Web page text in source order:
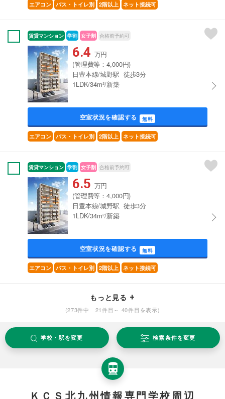
エアコン バス・トイレ別 2階以上 ネット接続可
賃貸マンション 学割 女子割 合格前予約可
6.4 万円
(管理費等：4,000円)
日豊本線/城野駅 徒歩3分
1LDK/34m²/新築
空室状況を確認する 無料
エアコン バス・トイレ別 2階以上 ネット接続可
賃貸マンション 学割 女子割 合格前予約可
6.5 万円
(管理費等：4,000円)
日豊本線/城野駅 徒歩3分
1LDK/34m²/新築
空室状況を確認する 無料
エアコン バス・トイレ別 2階以上 ネット接続可
もっと見る
(273件中 21件目～ 40件目を表示)
学校・駅を変更 検索条件を変更
ＫＣＳ北九州情報専門学校周辺